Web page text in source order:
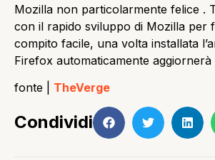
Mozilla non particolarmente felice .
con il rapido sviluppo di Mozilla per
compito facile, una volta installata
Firefox automaticamente aggiornerà
fonte | TheVerge
Condividi